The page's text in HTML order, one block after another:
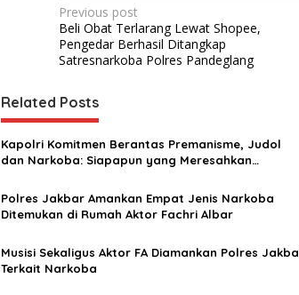
P
o
s
t
n
a
v
i
g
a
t
Previous post
Beli Obat Terlarang Lewat Shopee,
Pengedar Berhasil Ditangkap
Satresnarkoba Polres Pandeglang
Related Posts
Kapolri Komitmen Berantas Premanisme, Judol
dan Narkoba: Siapapun yang Meresahkan
Polres Jakbar Amankan Empat Jenis Narkoba
Ditemukan di Rumah Aktor Fachri Albar
Musisi Sekaligus Aktor FA Diamankan Polres
Terkait Narkoba